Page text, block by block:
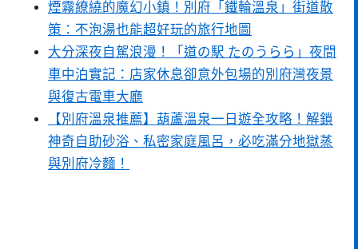
煙霧繚繞的魔幻小鎮！別府「鐵輪溫泉」街道散
策：不泡湯也能超好玩的旅行地圖
大分深夜自駕浪漫！「道の駅 たのうらら」夜間
車中泊實記：店家休息卻意外包場的別府灣夜景
與復古電車大廳
【別府溫泉推薦】葫蘆溫泉一日遊全攻略！解鎖
神奇自助砂浴、私密家庭風呂，必吃滿分地獄蒸
與別府冷麵！